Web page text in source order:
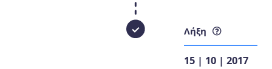
Λήξη
15 | 10 | 2017